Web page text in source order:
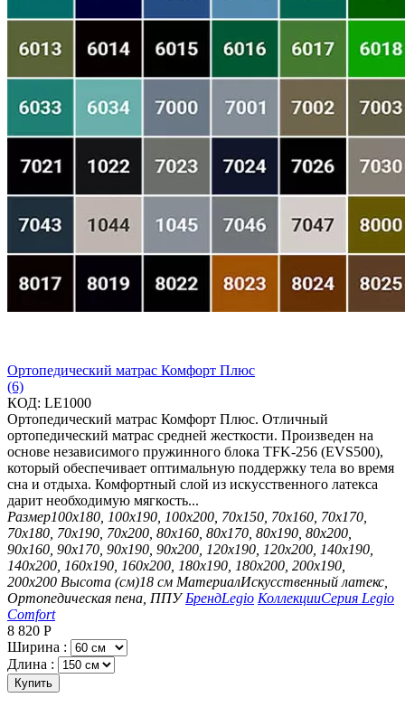
Ортопедический матрас Комфорт Плюс
(6)
КОД: LE1000
Ортопедический матрас Комфорт Плюс. Отличный
ортопедический матрас средней жесткости. Произведен на
основе независимого пружинного блока TFK-256 (EVS500),
который обеспечивает оптимальную поддержку тела во время
сна и отдыха. Комфортный слой из искусственного латекса
дарит необходимую мягкость...
Размер100х180, 100х190, 100х200, 70х150, 70х160, 70х170,
70х180, 70х190, 70х200, 80х160, 80х170, 80х190, 80х200,
90х160, 90х170, 90х190, 90х200, 120х190, 120х200, 140х190,
140х200, 160х190, 160х200, 180х190, 180х200, 200х190,
200х200 Высота (см)18 см МатериалИскусственный латекс,
Ортопедическая пена, ППУ БрендLegio КоллекцииСерия Legio
Comfort
8 820 Р
Ширина :
Длина :
Купить